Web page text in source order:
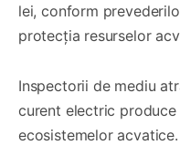
lei, conform
protecția resurselor
Inspectorii de mediu
curent electric
ecosistemelor